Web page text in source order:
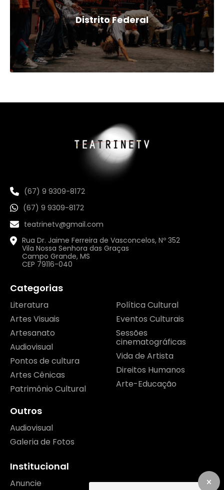
Distrito Federal
(67) 9 9309-8172
(67) 9 9309-8172
teatrinetv@gmail.com
Rua Dr. Jaime Ferreira de Vasconcelos, Nº 352
Vila Nossa Senhora das Graças
Campo Grande, MS
CEP 79116-040
Categorias
Literatura
Artes Visuais
Artesanato
Audiovisual
Pontos de cultura
Artes Cênicas
Patrimônio Cultural
Política Cultural
Eventos Culturais
Sessões
cinematográficas
Vida de Artista
Direitos Humanos
Arte-Educação
Outros
Audiovisual
Galeria de Fotos
Institucional
Anuncie